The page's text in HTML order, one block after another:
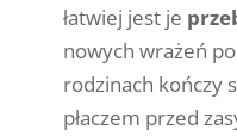
łatwiej jest je
nowych wrażeń
rodzinach kończy
płaczem przed